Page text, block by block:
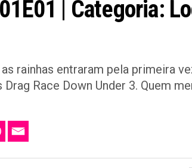
| Categoria:
rainhas entraram pela primeira
Drag Race Down Under 3. Quem